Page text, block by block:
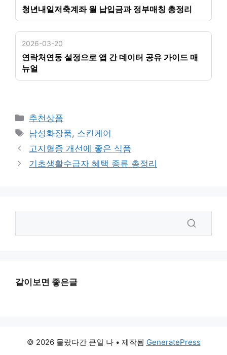
청년내일저축계좌 월 납입금과 정부매칭 총정리
2026-03-20
연락처연동 설정으로 앱 간 데이터 공유 가이드 매
뉴얼
카
테
고
리
추천상품
태
그
남성화장품, 스킨케어
고지혈증 개선에 좋은 식품
기초생활수급자 혜택 종류 총정리
같이보면 좋은글
© 2026 몰랐다간 큰일 나• 제작됨 GeneratePress